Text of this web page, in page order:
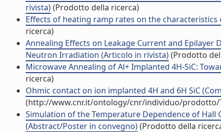
rivista)(Prodotto della ricerca)
Effects of heating ramp rates on the
ricerca)
Annealing Effects on Leakage Current and Epilayer
Neutron Irradiation (Articolo in rivista)(Prodotto
Microwave Annealing of Al+ Implanted 4H-SiC:
ricerca)
Ohmic contact on ion implanted 4H and 6H SiC
(http://www.cnr.it/ontology/cnr/individuo/prodotto/
Simulation of the Temperature Dependence of Hall
(Abstract/Poster in convegno)(Prodotto della